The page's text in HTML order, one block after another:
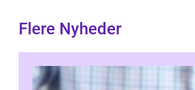
Flere Nyheder